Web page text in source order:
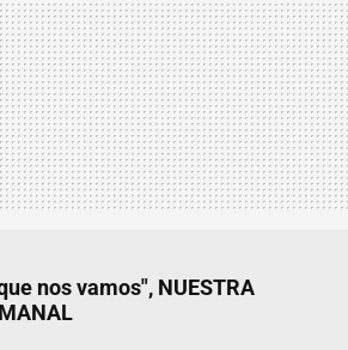
nos vamos", NUESTRA